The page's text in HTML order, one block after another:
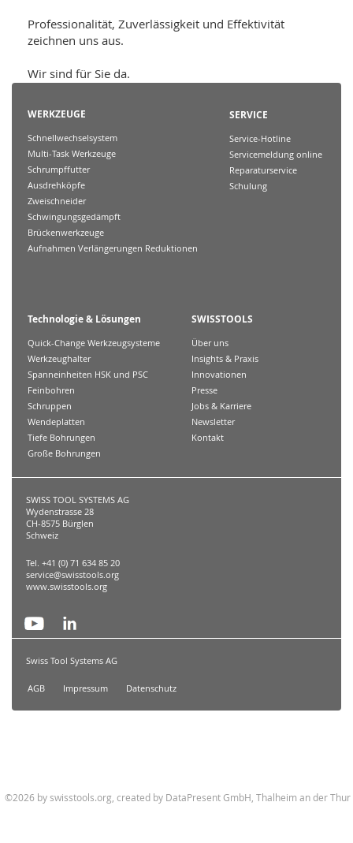
Professionalität, Zuverlässigkeit und Effektivität
zeichnen uns aus.
Wir sind für Sie da.
WERKZEUGE
Schnellwechselsystem
Multi-Task Werkzeuge
Schrumpffutter
Ausdrehköpfe
Zweischneider
Schwingungsgedämpft
Brückenwerkzeuge
Aufnahmen Verlängerungen Reduktionen
SERVICE
Service-Hotline
Servicemeldung online
Reparaturservice
Schulung
Technologie & Lösungen
Quick-Change Werkzeugsysteme
Werkzeughalter
Spanneinheiten HSK und PSC
Feinbohren
Schruppen
Wendeplatten
Tiefe Bohrungen
Große Bohrungen
SWISSTOOLS
Über uns
Insights & Praxis
Innovationen
Presse
Jobs & Karriere
Newsletter
Kontakt
SWISS TOOL SYSTEMS AG
Wydenstrasse 28
CH-8575 Bürglen
Schweiz
Tel. +41 (0) 71 634 85 20
service@swisstools.org
www.swisstools.org
Swiss Tool Systems AG
AGB Impressum Datenschutz
©2026 by swisstools.org, created by DataPresent GmbH, Thalheim an der Thur